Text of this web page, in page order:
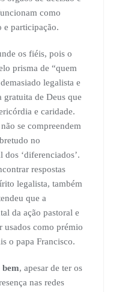
como
e participação.
os fiéis, pois o
prisma de “quem
legalista e
gratuita de Deus que
e caridade.
se compreendem
no
dos ‘diferenciados’.
respostas
legalista, também
que a
da ação pastoral e
usados como prémio
o papa Francisco.
, apesar de ter os
nas redes